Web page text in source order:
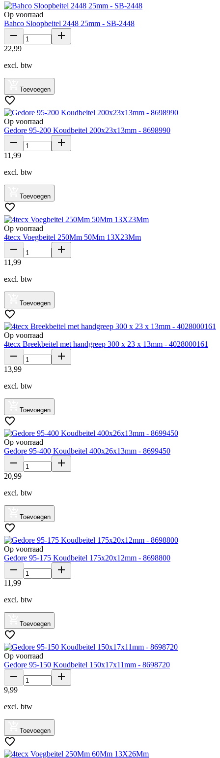
Op voorraad
Bahco Sloopbeitel 2448 25mm - SB-2448
22,99
excl. btw
Toevoegen
Op voorraad
Gedore 95-200 Koudbeitel 200x23x13mm - 8698990
11 ,99
excl. btw
Toevoegen
Op voorraad
4tecx Voegbeitel 250Mm 50Mm 13X23Mm
11 ,99
excl. btw
Toevoegen
Op voorraad
4tecx Breekbeitel met handgreep 300 x 23 x 13mm - 4028000161
13,99
excl. btw
Toevoegen
Op voorraad
Gedore 95-400 Koudbeitel 400x26x13mm - 8699450
20,99
excl. btw
Toevoegen
Op voorraad
Gedore 95-175 Koudbeitel 175x20x12mm - 8698800
11 ,99
excl. btw
Toevoegen
Op voorraad
Gedore 95-150 Koudbeitel 150x17x11mm - 8698720
9,99
excl. btw
Toevoegen